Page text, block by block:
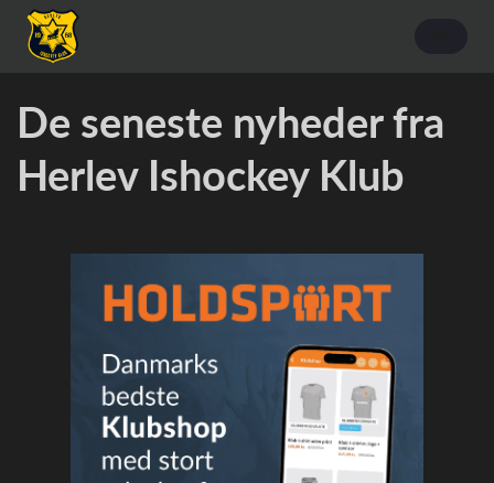
De seneste nyheder fra
Herlev Ishockey Klub